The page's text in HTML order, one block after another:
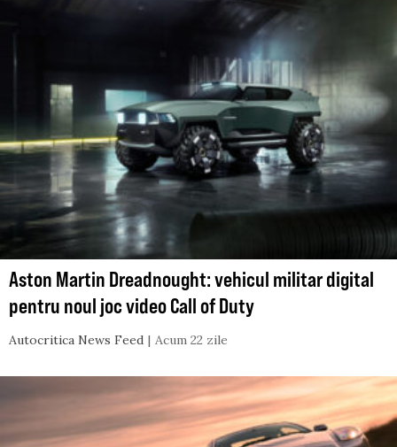
Aston Martin Dreadnought: vehicul militar digital
pentru noul joc video Call of Duty
Autocritica News Feed Acum 22 zile